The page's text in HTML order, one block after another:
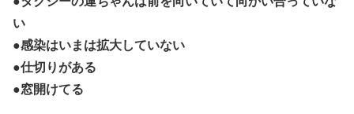
い
●感染はいまは拡大していない
●仕切りがある
●窓開けてる